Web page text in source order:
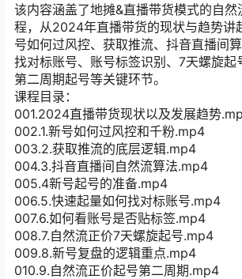
该内容涵盖了地摊&直播带货模式的自然
程，从2024年直播带货的现状与趋势讲
号如何过风控、获取推流、抖音直播间算
找对标账号、账号标签识别、7天螺旋起
第二周期起号等关键环节。
课程目录：
001.2024直播带货现状以及发展趋势
002.1.新号如何过风控和千粉.mp4
003.2.获取推流的底层逻辑.mp4
004.3.抖音直播间自然流算法.mp4
005.4新号起号的准备.mp4
006.5.快速起量如何找对标账号.mp4
007.6.如何看账号是否贴标签.mp4
008.7.自然流正价7天螺旋起号.mp4
009.8.新号复盘的逻辑重点.mp4
010.9.自然流正价起号第二周期.mp4